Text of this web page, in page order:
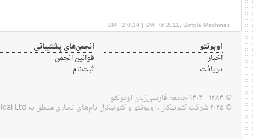
SMF 2.0.19 | SMF © 2011 Simple Machines
اوبونتو
اخبار
دریافت
انجمن‌های پشتیبانی
قوانین انجمن
ثبت‌نام
© ۱۳۸۴ - ۱۴۰۴ جامعه فارسی‌زبان اوبونتو
© ۲۰۲۵ شرکت کنونیکال. اوبونتو و کنونیکال نام‌های تجاری متعلق به Canonical Ltd هستند